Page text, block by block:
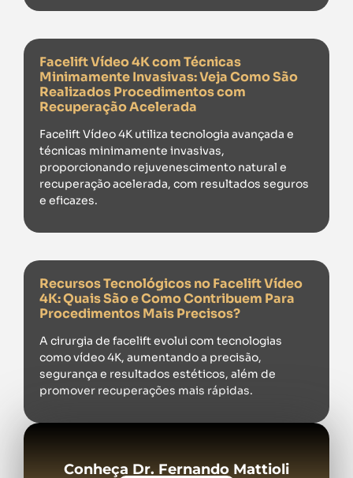
Facelift Vídeo 4K com Técnicas
Minimamente Invasivas: Veja Como São
Realizados Procedimentos com
Recuperação Acelerada
Facelift Vídeo 4K utiliza tecnologia avançada e
técnicas minimamente invasivas,
proporcionando rejuvenescimento natural e
recuperação acelerada, com resultados seguros
e eficazes.
Recursos Tecnológicos no Facelift Vídeo
4K: Quais São e Como Contribuem Para
Procedimentos Mais Precisos?
A cirurgia de facelift evolui com tecnologias
como vídeo 4K, aumentando a precisão,
segurança e resultados estéticos, além de
promover recuperações mais rápidas.
Conheça Dr. Fernando Mattioli